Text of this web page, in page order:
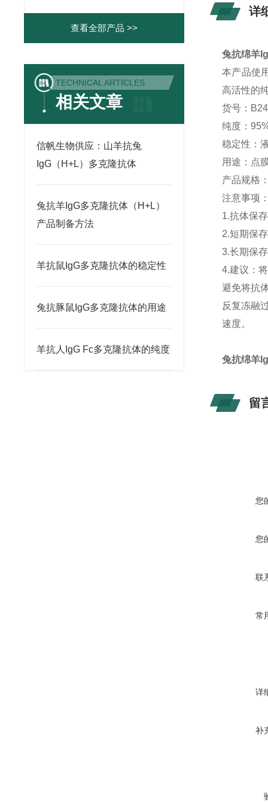
查看全部产品 >>
TECHNICAL ARTICLES
相关文章
信帆生物供应：山羊抗兔
IgG（H+L）多克隆抗体
兔抗羊IgG多克隆抗体（H+L）
产品制备方法
羊抗鼠IgG多克隆抗体的稳定性
兔抗豚鼠IgG多克隆抗体的用途
羊抗人IgG Fc多克隆抗体的纯度
详
兔抗绵羊
本产品使
高活性的
货号：
纯度：
稳定性：
用途：点
产品规格
注意事项
1.抗体保
2.短期保
3.长期保
4.建议：
避免将抗
反复冻融
速度。
兔抗绵羊
留
您
您
联
常
详
补